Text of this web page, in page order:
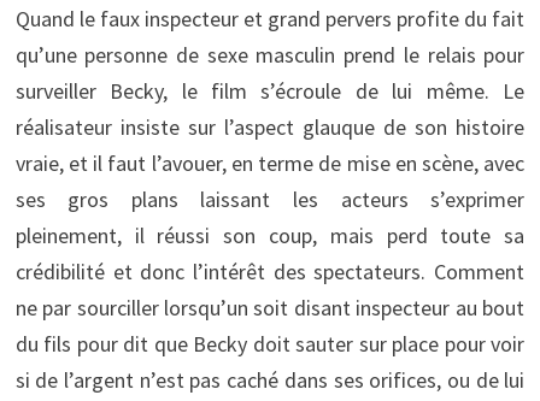
Quand le faux inspecteur et grand pervers profite du fait
qu’une personne de sexe masculin prend le relais pour
surveiller Becky, le film s’écroule de lui même. Le
réalisateur insiste sur l’aspect glauque de son histoire
vraie, et il faut l’avouer, en terme de mise en scène, avec
ses gros plans laissant les acteurs s’exprimer
pleinement, il réussi son coup, mais perd toute sa
crédibilité et donc l’intérêt des spectateurs. Comment
ne par sourciller lorsqu’un soit disant inspecteur au bout
du fils pour dit que Becky doit sauter sur place pour voir
si de l’argent n’est pas caché dans ses orifices, ou de lui